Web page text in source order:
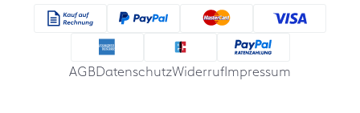
AGBDatenschutzWiderrufImpressum